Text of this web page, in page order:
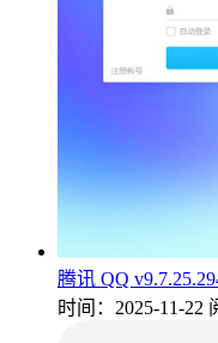
腾讯 QQ
时间：2025-11-22